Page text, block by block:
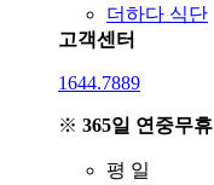
더하다 식단
고객센터
1644.7889
※ 365일 연중무휴
평 일